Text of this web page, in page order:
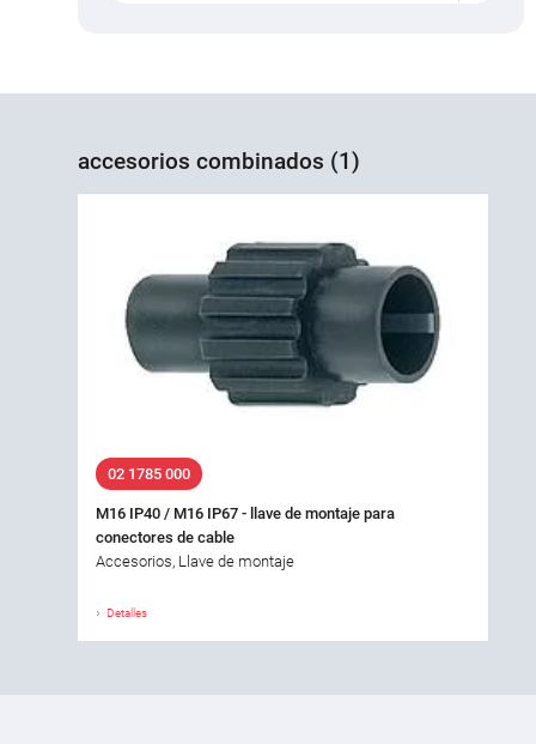
accesorios combinados (1)
02 1785 000
M16 IP40 / M16 IP67 - llave de montaje para
conectores de cable
Accesorios, Llave de montaje
Detalles